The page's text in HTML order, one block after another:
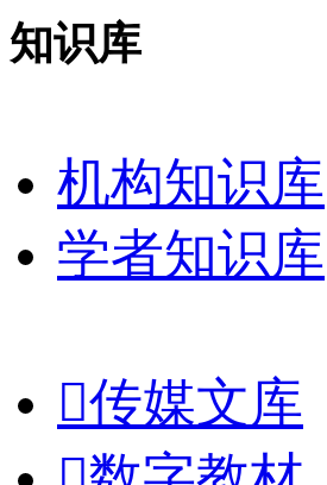
知识库
机构知识库
学者知识库
传媒文库